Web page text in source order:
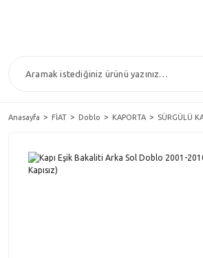
Anasayfa FİAT Doblo KAPORTA SÜRGÜLÜ